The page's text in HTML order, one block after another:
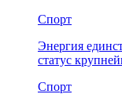
Спорт
Энергия
статус
Спорт